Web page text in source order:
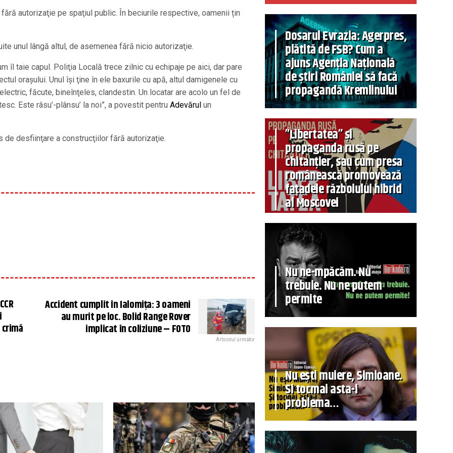
autorizaţie pe spaţiul public. În beciurile respective, oamenii țin
unul lângă altul, de asemenea fără nicio autorizaţie.
îl taie capul. Poliţia Locală trece zilnic cu echipaje pe aici, dar pare
oraşului. Unul îşi ţine în ele baxurile cu apă, altul damigenele cu
făcute, bineînţeles, clandestin. Un locatar are acolo un fel de
Este râsu’-plânsu’ la noi”, a povestit pentru Adevărul un
de desfiinţare a construcţiilor fără autorizaţie.
Accident cumplit în Ialomița: 3 oameni
au murit pe loc. Bolid Range Rover
implicat în coliziune – FOTO
Articolul următor
Dosarul Evrazia: Agerpres,
plătită de FSB? Cum a
ajuns Agenția Națională
de știri României să facă
propagandă Kremlinului
”Libertatea” și
propaganda rusă pe
chitanțier, sau cum presa
românească promovează
fațadele războiului hibrid
al Moscovei
Nu ne-mpăcăm. Nu
trebuie. Nu ne putem
permite
Nu ești muiere, Simioane.
Și tocmai asta-i
problema…